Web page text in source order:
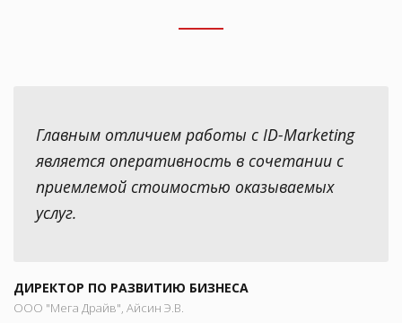
Главным отличием работы с ID-Marketing
является оперативность в сочетании с
приемлемой стоимостью оказываемых
услуг.
ДИРЕКТОР ПО РАЗВИТИЮ БИЗНЕСА
ООО "Мега Драйв", Айсин Э.В.